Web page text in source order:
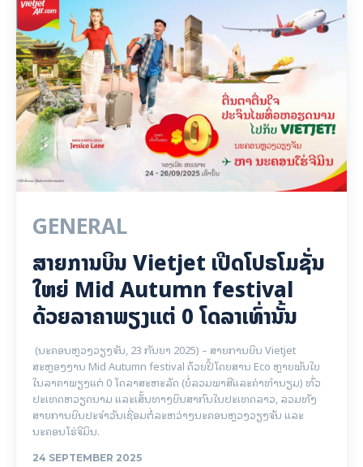
GENERAL
ສາຍການບິນ Vietjet ເປີດໂປຣໂມຊັ່ນ
ໃຫຍ່ Mid Autumn festival
ດ້ວຍລາຄາພຽງແຕ່ 0 ໂດລາເທົ່ານັ້ນ
(ນະຄອນຫຼວງວຽງຈັນ, 23 ກັນຍາ 2025) – ສາຍການບິນ Vietjet
ສະຫຼອງງານ Mid Autumn festival ດ້ວຍປີ້ໂດຍສານ Eco ຫຼາຍພັນໃບ
ໃນລາຄາພຽງແຕ່ 0 ໂດລາສະຫະລັດ (ບໍ່ລວມພາສີແລະຄ່າທໍານຽມ) ທົ່ວ
ປະເທດຫວຽດນາມ ແລະເສັ້ນທາງບິນສາກົນໃນປະເທດລາວ, ລວມທັງ
ສາຍການບິນປະຈໍາວັນເຊື່ອມຕໍ່ລະຫວ່າງນະຄອນຫຼວງວຽງຈັນ ແລະ
ນະຄອນໂຮ່ຈີມິນ.
24 SEPTEMBER 2025